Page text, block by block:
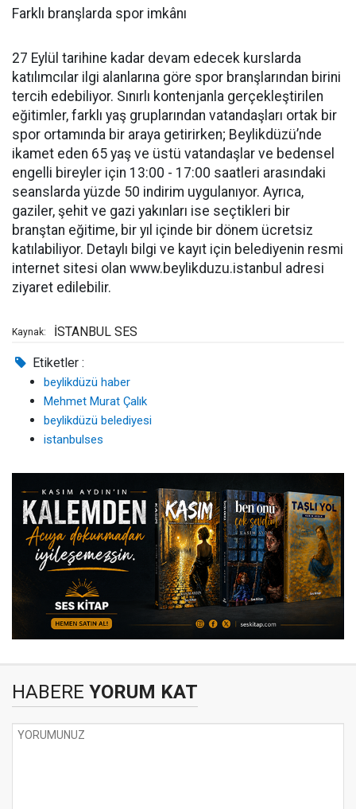
Farklı branşlarda spor imkânı
27 Eylül tarihine kadar devam edecek kurslarda
katılımcılar ilgi alanlarına göre spor branşlarından birini
tercih edebiliyor. Sınırlı kontenjanla gerçekleştirilen
eğitimler, farklı yaş gruplarından vatandaşları ortak bir
spor ortamında bir araya getirirken; Beylikdüzü’nde
ikamet eden 65 yaş ve üstü vatandaşlar ve bedensel
engelli bireyler için 13:00 - 17:00 saatleri arasındaki
seanslarda yüzde 50 indirim uygulanıyor. Ayrıca,
gaziler, şehit ve gazi yakınları ise seçtikleri bir
branştan eğitime, bir yıl içinde bir dönem ücretsiz
katılabiliyor. Detaylı bilgi ve kayıt için belediyenin resmi
internet sitesi olan www.beylikduzu.istanbul adresi
ziyaret edilebilir.
Kaynak: İSTANBUL SES
Etiketler :
beylikdüzü haber
Mehmet Murat Çalık
beylikdüzü belediyesi
istanbulses
HABERE YORUM KAT